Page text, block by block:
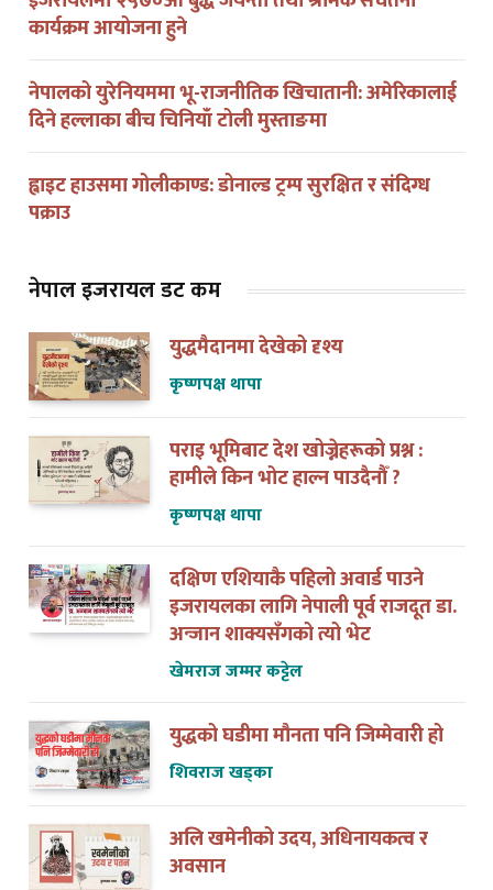
कार्यक्रम आयोजना हुने
नेपालको युरेनियममा भू-राजनीतिक खिचातानी: अमेरिकालाई
दिने हल्लाका बीच चिनियाँ टोली मुस्ताङमा
ह्वाइट हाउसमा गोलीकाण्ड: डोनाल्ड ट्रम्प सुरक्षित र संदिग्ध
पक्राउ
नेपाल इजरायल डट कम
युद्धमैदानमा देखेको दृश्य
कृष्णपक्ष थापा
पराइ भूमिबाट देश खोज्नेहरूको प्रश्न :
हामीले किन भोट हाल्न पाउदैनौँ ?
कृष्णपक्ष थापा
दक्षिण एशियाकै पहिलो अवार्ड पाउने
इजरायलका लागि नेपाली पूर्व राजदूत डा.
अन्जान शाक्यसँगको त्यो भेट
खेमराज जम्मर कट्टेल
युद्धको घडीमा मौनता पनि जिम्मेवारी हो
शिवराज खड्का
अलि खमेनीको उदय, अधिनायकत्व र
अवसान